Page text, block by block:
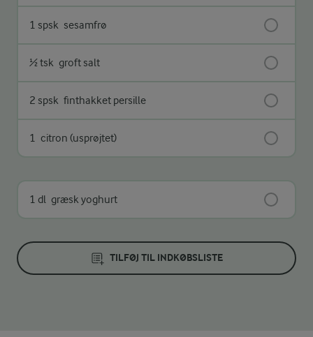
1 spsk sesamfrø
½ tsk groft salt
2 spsk finthakket persille
1 citron (usprøjtet)
1 dl græsk yoghurt
TILFØJ TIL INDKØBSLISTE